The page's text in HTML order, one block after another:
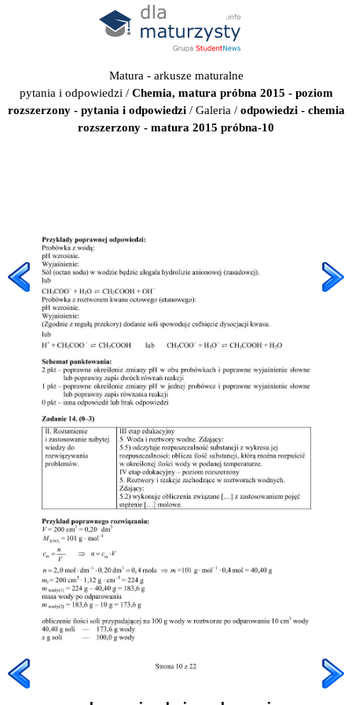
Matura - arkusze maturalne
pytania i odpowiedzi / Chemia, matura próbna 2015 - poziom
rozszerzony - pytania i odpowiedzi/ Galeria / odpowiedzi - chemia
rozszerzony - matura 2015 próbna-10